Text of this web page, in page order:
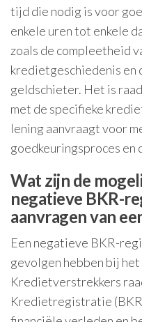
tijd die nodig is voor
enkele uren tot enkele
zoals de compleetheid
kredietgeschiedenis en
geldschieter. Het is
met de specifieke
lening aanvraagt voor
goedkeuringsproces
Wat zijn de
negatieve BKR-
aanvragen van
Een negatieve BKR-
gevolgen hebben bij
Kredietverstrekkers
Kredietregistratie